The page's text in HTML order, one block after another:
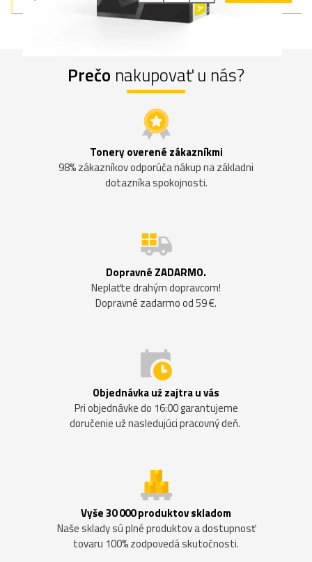
Prečo nakupovať u nás?
Tonery overené zákazníkmi
98% zákazníkov odporúča nákup na základni
dotazníka spokojnosti.
Dopravné ZADARMO.
Neplaťte drahým dopravcom!
Dopravné zadarmo od 59 €.
Objednávka už zajtra u vás
Pri objednávke do 16:00 garantujeme
doručenie už nasledujúci pracovný deň.
Vyše 30 000 produktov skladom
Naše sklady sú plné produktov a dostupnosť
tovaru 100% zodpovedá skutočnosti.